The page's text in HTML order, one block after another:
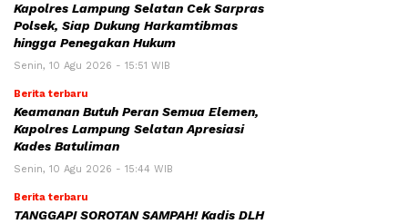
Kapolres Lampung Selatan Cek Sarpras
Polsek, Siap Dukung Harkamtibmas
hingga Penegakan Hukum
Senin, 10 Agu 2026 - 15:51 WIB
Berita terbaru
Keamanan Butuh Peran Semua Elemen,
Kapolres Lampung Selatan Apresiasi
Kades Batuliman
Senin, 10 Agu 2026 - 15:44 WIB
Berita terbaru
TANGGAPI SOROTAN SAMPAH! Kadis DLH